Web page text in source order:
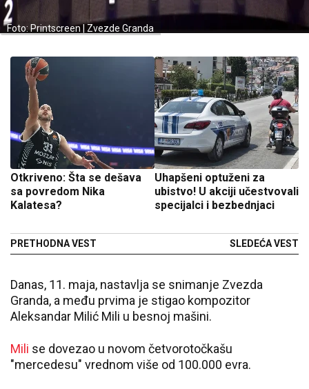
Foto: Printscreen | Zvezde Granda
Otkriveno: Šta se dešava
sa povredom Nika
Kalatesa?
PRETHODNA VEST
Uhapšeni optuženi za
ubistvo! U akciji učestvovali
specijalci i bezbednjaci
SLEDEĆA VEST
Danas, 11. maja, nastavlja se snimanje Zvezda
Granda, a među prvima je stigao kompozitor
Aleksandar Milić Mili u besnoj mašini.
Mili se dovezao u novom četvorotočkašu
"mercedesu" vrednom više od 100.000 evra.